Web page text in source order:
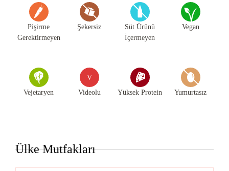
Pişirme
Gerektirmeyen
Şekersiz
Süt Ürünü
İçermeyen
Vegan
Vejetaryen
V
Videolu Yüksek Protein Yumurtasız
Ülke Mutfakları